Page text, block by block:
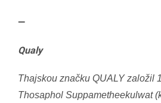
—
Qualy
Thajskou značku QUALY založil
Thosaphol Suppametheekulwat